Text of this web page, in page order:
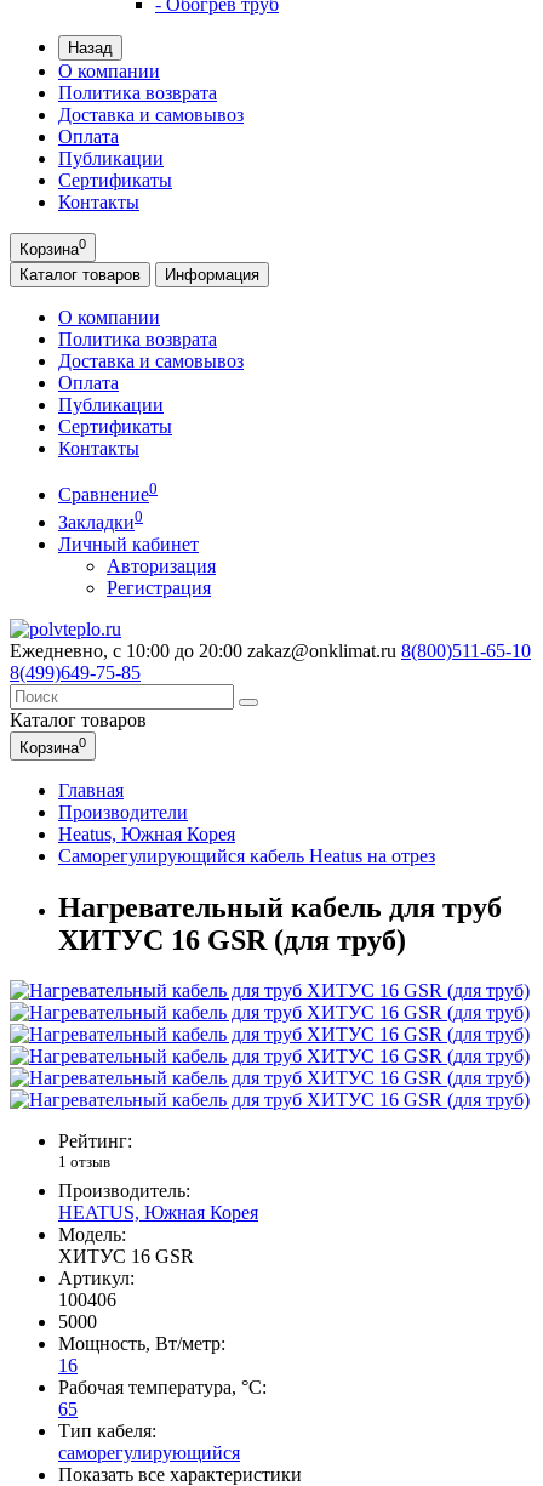
- Обогрев труб
Назад
О компании
Политика возврата
Доставка и самовывоз
Оплата
Публикации
Сертификаты
Контакты
Корзина0
Каталог товаров Информация
О компании
Политика возврата
Доставка и самовывоз
Оплата
Публикации
Сертификаты
Контакты
Сравнение0
Закладки0
Личный кабинет
Авторизация
Регистрация
Ежедневно, с 10:00 до 20:00 zakaz@onklimat.ru 8(800)511-65-10
8(499)649-75-85
Каталог товаров
Корзина0
Главная
Производители
Heatus, Южная Корея
Саморегулирующийся кабель Heatus на отрез
Нагревательный кабель для труб
ХИТУС 16 GSR (для труб)
Рейтинг:
1 отзыв
Производитель:
HEATUS, Южная Корея
Модель:
ХИТУС 16 GSR
Артикул:
100406
5000
Мощность, Вт/метр:
16
Рабочая температура, °C:
65
Тип кабеля:
саморегулирующийся
Показать все характеристики